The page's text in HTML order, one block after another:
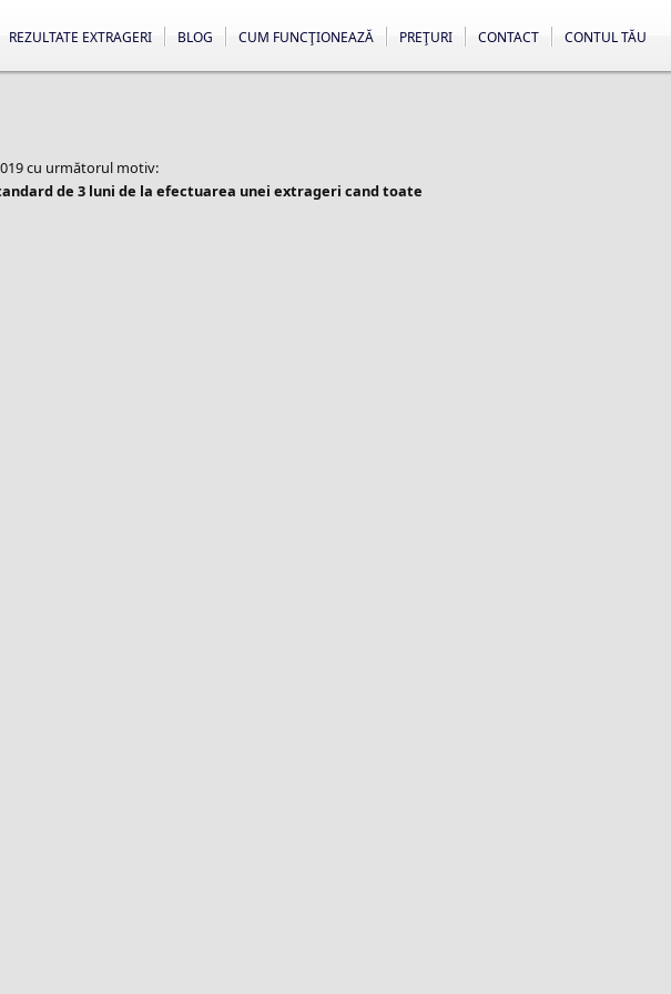
CONTUL TĂU
CONTACT
PREŢURI
CUM FUNCŢIONEAZĂ
BLOG
REZULTATE EXTRAGERI
cu următorul motiv:
de 3 luni de la efectuarea unei extrageri cand toate